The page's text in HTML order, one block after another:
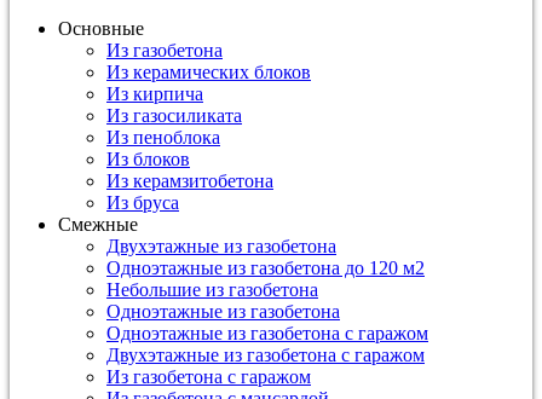
Основные
Из газобетона
Из керамических блоков
Из кирпича
Из газосиликата
Из пеноблока
Из блоков
Из керамзитобетона
Из бруса
Смежные
Двухэтажные из газобетона
Одноэтажные из газобетона до 120 м2
Небольшие из газобетона
Одноэтажные из газобетона
Одноэтажные из газобетона с гаражом
Двухэтажные из газобетона с гаражом
Из газобетона с гаражом